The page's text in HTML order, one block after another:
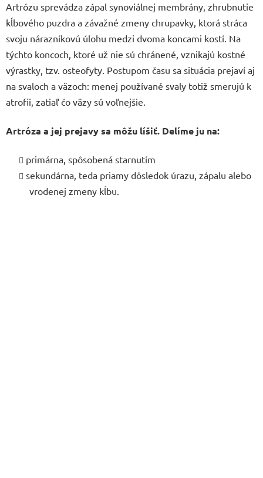
Artrózu sprevádza zápal synoviálnej membrány, zhrubnutie
kĺbového puzdra a závažné zmeny chrupavky, ktorá stráca
svoju nárazníkovú úlohu medzi dvoma koncami kostí. Na
týchto koncoch, ktoré už nie sú chránené, vznikajú kostné
výrastky, tzv. osteofyty. Postupom času sa situácia prejaví aj
na svaloch a väzoch: menej používané svaly totiž smerujú k
atrofii, zatiaľ čo väzy sú voľnejšie.
Artróza a jej prejavy sa môžu líšiť. Delíme ju na:
primárna, spôsobená starnutím
sekundárna, teda priamy dôsledok úrazu, zápalu alebo
vrodenej zmeny kĺbu.